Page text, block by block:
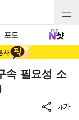
포토
속 필요성 소
가가